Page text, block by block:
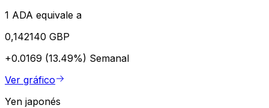
1 ADA equivale a
0,142140 GBP
+0.0169 (13.49%) Semanal
Ver gráfico
Yen japonés